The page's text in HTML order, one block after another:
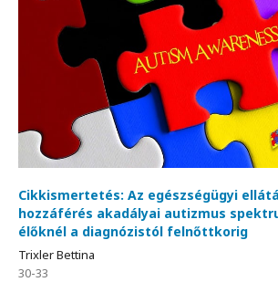
Cikkismertetés: Az egészségügyi
hozzáférés akadályai autizmus
élőknél a diagnózistól felnőttkorig
Trixler Bettina
30-33